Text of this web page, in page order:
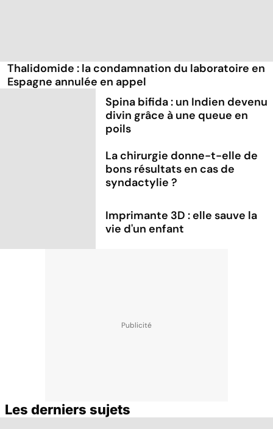
Thalidomide : la condamnation du laboratoire en
Espagne annulée en appel
Spina bifida : un Indien devenu
divin grâce à une queue en
poils
La chirurgie donne-t-elle de
bons résultats en cas de
syndactylie ?
Imprimante 3D : elle sauve la
vie d'un enfant
Les derniers sujets